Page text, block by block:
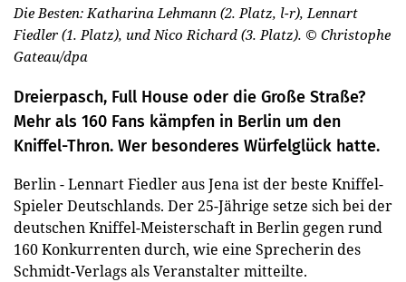
Die Besten: Katharina Lehmann (2. Platz, l-r), Lennart
Fiedler (1. Platz), und Nico Richard (3. Platz). © Christophe
Gateau/dpa
Dreierpasch, Full House oder die Große Straße?
Mehr als 160 Fans kämpfen in Berlin um den
Kniffel-Thron. Wer besonderes Würfelglück hatte.
Berlin - Lennart Fiedler aus Jena ist der beste Kniffel-
Spieler Deutschlands. Der 25-Jährige setze sich bei der
deutschen Kniffel-Meisterschaft in Berlin gegen rund
160 Konkurrenten durch, wie eine Sprecherin des
Schmidt-Verlags als Veranstalter mitteilte.